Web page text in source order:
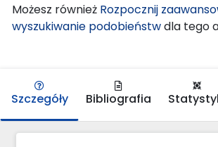
Możesz również Rozpocznij
wyszukiwanie podobieństwdla tego
Szczegóły Bibliografia